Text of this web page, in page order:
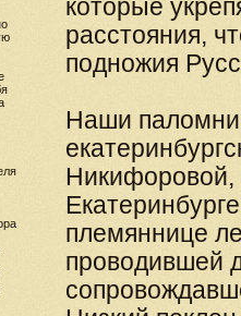
которые
расстояния,
подножия
Наши
Никифоровой,
племяннице
проводившей